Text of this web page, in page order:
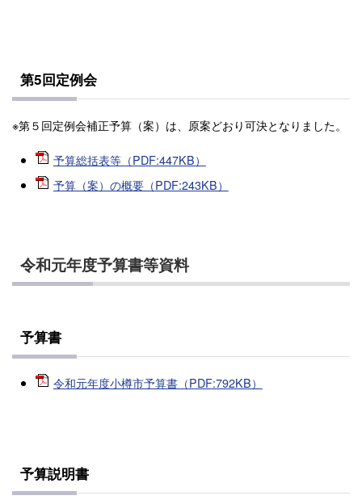
第5回定例会
※第５回定例会補正予算（案）は、原案どおり可決となりました。
予算総括表等（PDF:447KB）
予算（案）の概要（PDF:243KB）
令和元年度予算書等資料
予算書
令和元年度小樽市予算書（PDF:792KB）
予算説明書